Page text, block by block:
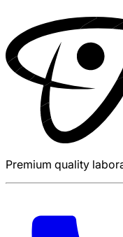
Premium quality